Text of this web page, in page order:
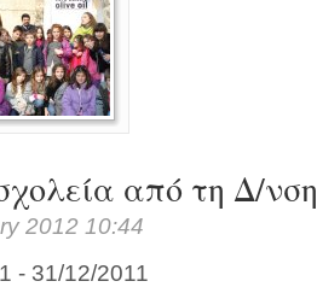
από τη Δ/
2012 10:44
- 31/12/2011